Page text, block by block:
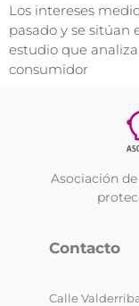
Los intereses
pasado y se sitúan
estudio que
consumidor
Asociación
Contacto
Calle